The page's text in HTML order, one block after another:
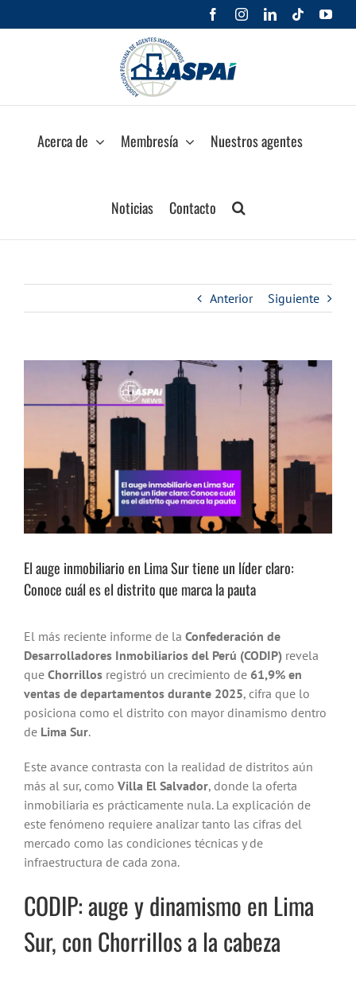
al
FacebookInstagramLinkedIn
Tiktok
Acerca de Membresía Nuestros agentes
Noticias Contacto
Anterior Siguiente
más
El auge inmobiliario en Lima Sur tiene un líder claro:
Conoce cuál es el distrito que marca la pauta
El más reciente informe de la Confederación de
Desarrolladores Inmobiliarios del Perú (CODIP) revela
que Chorrillos registró un crecimiento de 61,9% en
ventas de departamentos durante 2025, cifra que lo
posiciona como el distrito con mayor dinamismo dentro
de Lima Sur.
Este avance contrasta con la realidad de distritos aún
más al sur, como Villa El Salvador, donde la oferta
inmobiliaria es prácticamente nula. La explicación de
este fenómeno requiere analizar tanto las cifras del
mercado como las condiciones técnicas y de
infraestructura de cada zona.
CODIP: auge y dinamismo en Lima
Sur, con Chorrillos a la cabeza